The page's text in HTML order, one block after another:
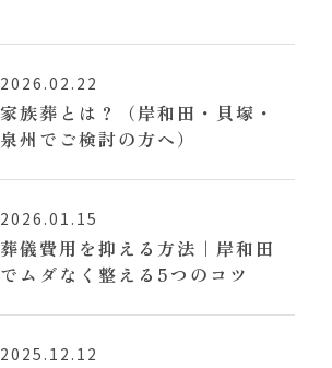
2026.02.22
家族葬とは？（岸和田・貝塚・
泉州でご検討の方へ）
2026.01.15
葬儀費用を抑える方法｜岸和田
でムダなく整える5つのコツ
2025.12.12